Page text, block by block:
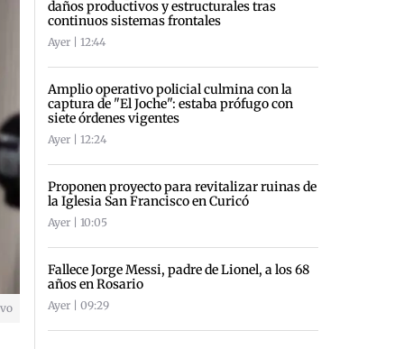
daños productivos y estructurales tras
continuos sistemas frontales
Ayer | 12:44
Amplio operativo policial culmina con la
captura de "El Joche": estaba prófugo con
siete órdenes vigentes
Ayer | 12:24
Proponen proyecto para revitalizar ruinas de
la Iglesia San Francisco en Curicó
Ayer | 10:05
Fallece Jorge Messi, padre de Lionel, a los 68
años en Rosario
Ayer | 09:29